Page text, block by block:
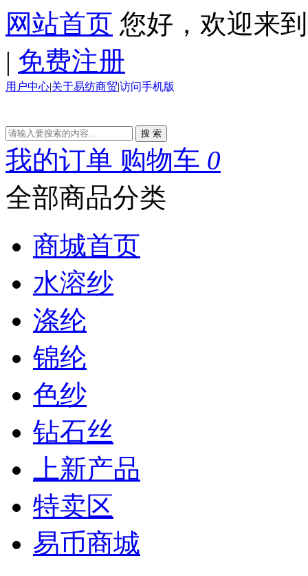
网站首页 您好，欢迎来
| 免费注册
用户中心|关于易纺商贸|访问手机版
搜 索
我的订单 购物车 0
全部商品分类
商城首页
水溶纱
涤纶
锦纶
色纱
钻石丝
上新产品
特卖区
易币商城